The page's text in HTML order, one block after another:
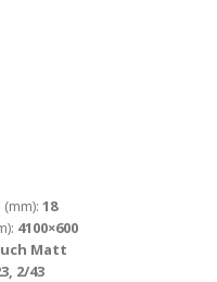
(mm): 18
4100×600
Matt
2/43